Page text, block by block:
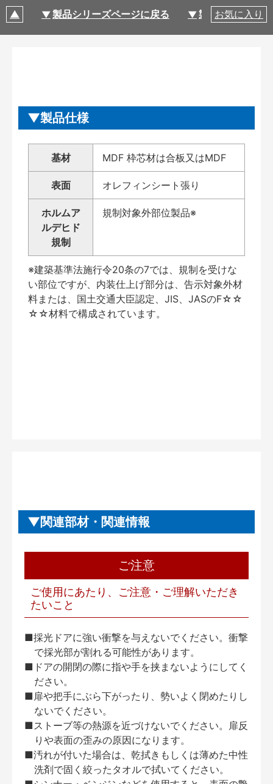
製品シリーズページに戻る 製品仕様
お気に入り
製品仕様
基材 MDF 枠芯材は合板又はMDF
表面 オレフィンシート張り
ホルムア
ルデヒド
規制
規制対象外部位製品※
※建築基準法施行令20条の7では、規制を受けな
い部位ですが、内装仕上げ部分は、告示対象外材
料または、国土交通大臣認定、JIS、JASのF☆☆
☆☆材料で構成されています。
関連部材・関連情報
ご注意
ご使用にあたり、ご注意・ご理解いただき
たいこと
■採光ドアに強い衝撃を与えないでください。衝撃
で採光部が割れる可能性があります。
■ドアの開閉の際に指や手を挟まないようにしてく
ださい。
■扉や把手にぶら下がったり、勢いよく閉めたりし
ないでください。
■ストーブ等の熱源を近づけないでください。扉反
りや表面の歪みの原因になります。
■汚れが付いた場合は、乾拭きもしくは薄めた中性
洗剤で固く絞ったタオルで拭いてください。